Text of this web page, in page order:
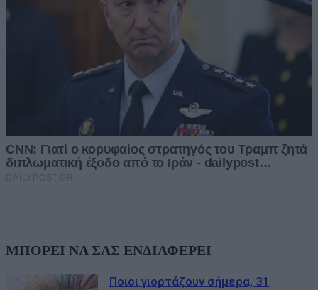
ΜΠΟΡΕΙ ΝΑ ΣΑΣ ΕΝΔΙΑΦΕΡΕΙ
Ποιοι γιορτάζουν σήμερα, 31